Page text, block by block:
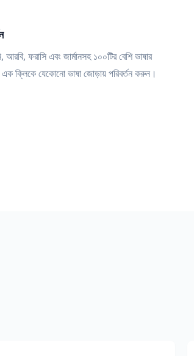
আরবি, ফরাসি এবং জার্মানসহ ১০০টির বেশি ভাষার
ক্লিকে যেকোনো ভাষা জোড়ায় পরিবর্তন করুন।